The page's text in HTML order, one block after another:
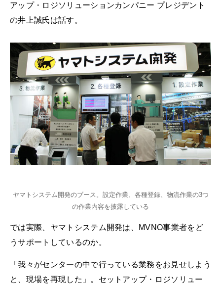
アップ・ロジソリューションカンパニー プレジデント
の井上誠氏は話す。
ヤマトシステム開発のブース。設定作業、各種登録、物流作業の3つ
の作業内容を披露している
では実際、ヤマトシステム開発は、MVNO事業者をど
うサポートしているのか。
「我々がセンターの中で行っている業務をお見せしよう
と、現場を再現した」。セットアップ・ロジソリュー